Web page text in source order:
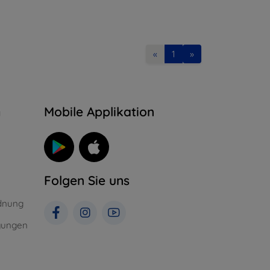
« 1 »
Mobile Applikation
Folgen Sie uns